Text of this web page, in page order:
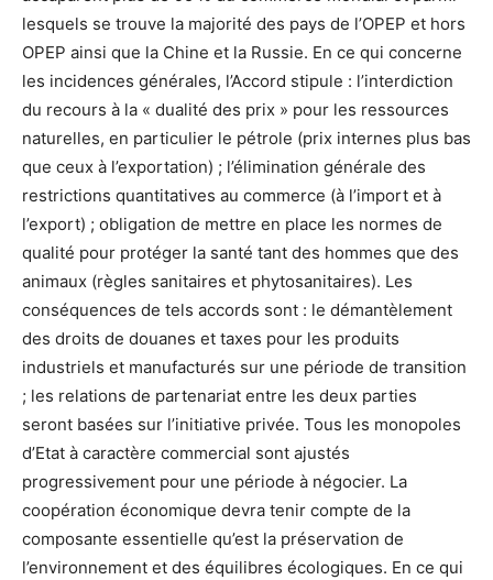
lesquels se trouve la majorité des pays de l’OPEP et hors
OPEP ainsi que la Chine et la Russie. En ce qui concerne
les incidences générales, l’Accord stipule : l’interdiction
du recours à la « dualité des prix » pour les ressources
naturelles, en particulier le pétrole (prix internes plus bas
que ceux à l’exportation) ; l’élimination générale des
restrictions quantitatives au commerce (à l’import et à
l’export) ; obligation de mettre en place les normes de
qualité pour protéger la santé tant des hommes que des
animaux (règles sanitaires et phytosanitaires). Les
conséquences de tels accords sont : le démantèlement
des droits de douanes et taxes pour les produits
industriels et manufacturés sur une période de transition
; les relations de partenariat entre les deux parties
seront basées sur l’initiative privée. Tous les monopoles
d’Etat à caractère commercial sont ajustés
progressivement pour une période à négocier. La
coopération économique devra tenir compte de la
composante essentielle qu’est la préservation de
l’environnement et des équilibres écologiques. En ce qui